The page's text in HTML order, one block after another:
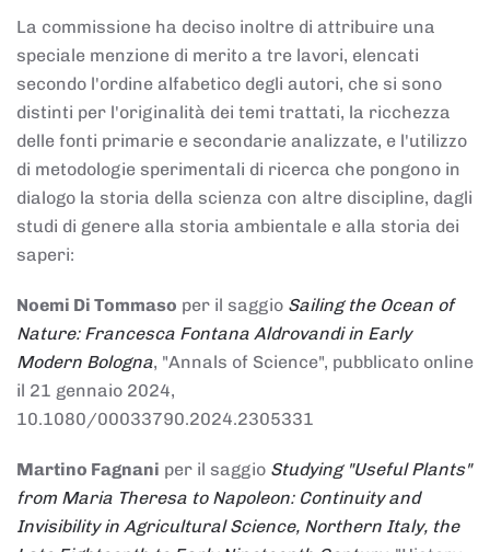
La commissione ha deciso inoltre di attribuire una
speciale menzione di merito a tre lavori, elencati
secondo l'ordine alfabetico degli autori, che si sono
distinti per l'originalità dei temi trattati, la ricchezza
delle fonti primarie e secondarie analizzate, e l'utilizzo
di metodologie sperimentali di ricerca che pongono in
dialogo la storia della scienza con altre discipline, dagli
studi di genere alla storia ambientale e alla storia dei
saperi:
Noemi Di Tommaso per il saggio Sailing the Ocean of
Nature: Francesca Fontana Aldrovandi in Early
Modern Bologna, "Annals of Science", pubblicato online
il 21 gennaio 2024,
10.1080/00033790.2024.2305331
Martino Fagnani per il saggio Studying "Useful Plants"
from Maria Theresa to Napoleon: Continuity and
Invisibility in Agricultural Science, Northern Italy, the